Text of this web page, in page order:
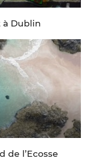
à Dublin
de l’Ecosse